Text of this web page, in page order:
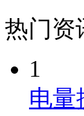
热门资
1
电量